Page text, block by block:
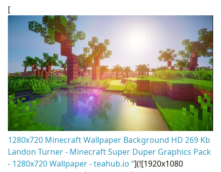
[
1280x720 Minecraft Wallpaper Background HD 269 Kb
Landon Turner - Minecraft Super Duper Graphics Pack
- 1280x720 Wallpaper - teahub.io “](![1920x1080